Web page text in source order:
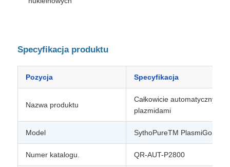
Magnetyczne koraliki ekstrakcja kwasów nukleinowych
Zestawy do ekstrakcji DNA / RNA
NGS magnetyczne koraliki
Specyfikacja produktu
Pozycja Specyfikacja
Nazwa produktu
Całkowicie automatyczny
plazmidami
Model SythoPureTM PlasmiGo
Numer katalogu. QR-AUT-P2800